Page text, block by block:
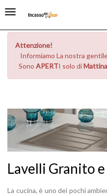
Attenzione!
Informiamo La nostra
Sono APERTI solo diMattina
Lavelli Granito
La cucina, è uno dei pochi